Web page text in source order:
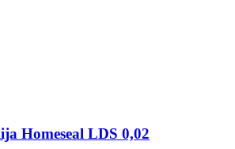
Homeseal LDS 0,02